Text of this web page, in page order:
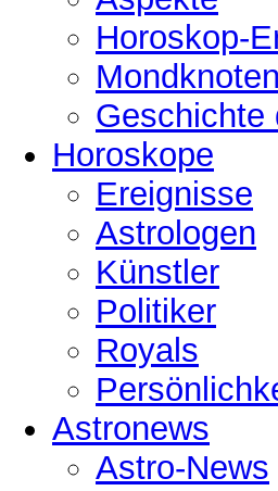
Horoskop-
Geschichte
Horoskope
Ereignisse
Astrologen
Künstler
Politiker
Royals
Astronews
Astro-News